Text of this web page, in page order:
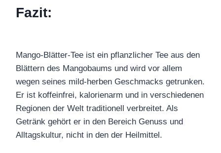
Fazit:
Mango-Blätter-Tee ist ein pflanzlicher Tee aus den
Blättern des Mangobaums und wird vor allem
wegen seines mild-herben Geschmacks getrunken.
Er ist koffeinfrei, kalorienarm und in verschiedenen
Regionen der Welt traditionell verbreitet. Als
Getränk gehört er in den Bereich Genuss und
Alltagskultur, nicht in den der Heilmittel.